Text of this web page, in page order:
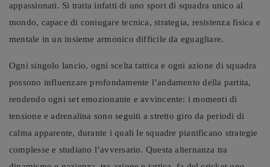
appassionati. Si tratta infatti di uno sport di squadra unico al
mondo, capace di coniugare tecnica, strategia, resistenza fisica e
mentale in un insieme armonico difficile da eguagliare.
Ogni singolo lancio, ogni scelta tattica e ogni azione di squadra
possono influenzare profondamente l’andamento della partita,
rendendo ogni set emozionante e avvincente: i momenti di
tensione e adrenalina sono seguiti a stretto giro da periodi di
calma apparente, durante i quali le squadre pianificano strategie
complesse e studiano l’avversario. Questa alternanza tra